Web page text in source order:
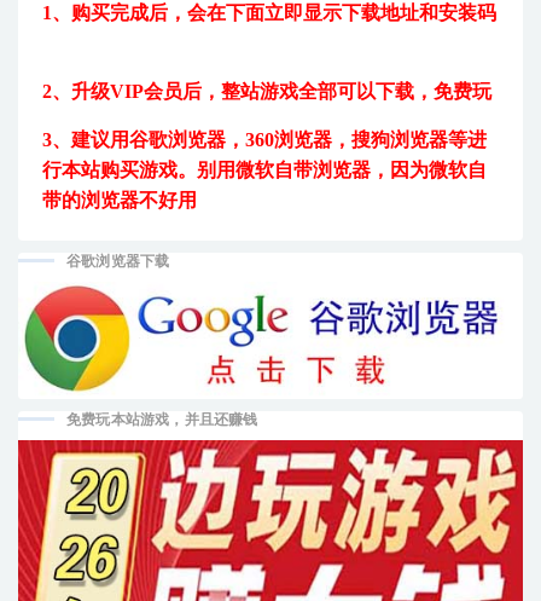
1、购买完成后， 会在下面立即显示下载地址和安装码
2、升级VIP会员后， 整站游戏全部可以下载，免费玩
3、建议用谷歌浏览器，360浏览器，搜狗浏览器等进
行本站购买游戏。 别用微软自带浏览器，因为微软自
带的浏览器不好用
谷歌浏览器下载
免费玩本站游戏，并且还赚钱